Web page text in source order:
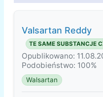
Valsartan Reddy
TE SAME SUBSTANCJE
Opublikowano:
Podobieństwo: 100%
Walsartan